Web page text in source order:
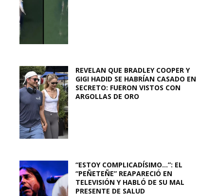
REVELAN QUE BRADLEY COOPER Y
GIGI HADID SE HABRÍAN CASADO EN
SECRETO: FUERON VISTOS CON
ARGOLLAS DE ORO
“ESTOY COMPLICADÍSIMO…”: EL
“PEÑETEÑE” REAPARECIÓ EN
TELEVISIÓN Y HABLÓ DE SU MAL
PRESENTE DE SALUD